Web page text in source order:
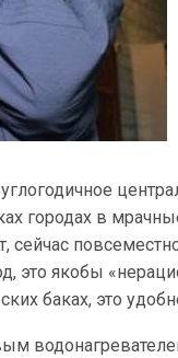
городах в
это якобы
баках, это